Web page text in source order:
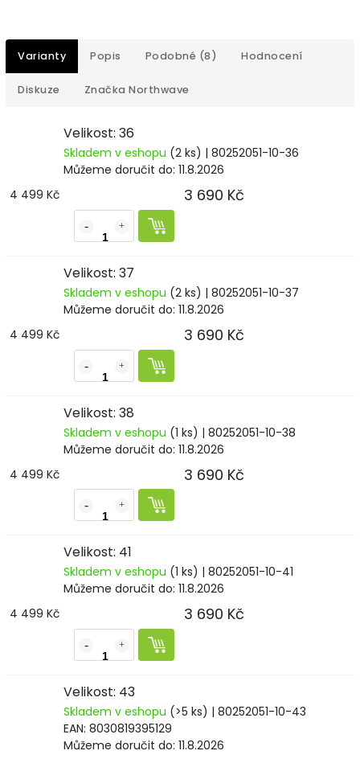
Varianty Popis Podobné (8) Hodnocení
Diskuze Značka Northwave
Velikost: 36
Skladem v eshopu (2 ks) | 80252051-10-36
Můžeme doručit do: 11.8.2026
4 499 Kč
3 690 Kč
Velikost: 37
Skladem v eshopu (2 ks) | 80252051-10-37
Můžeme doručit do: 11.8.2026
4 499 Kč
3 690 Kč
Velikost: 38
Skladem v eshopu (1 ks) | 80252051-10-38
Můžeme doručit do: 11.8.2026
4 499 Kč
3 690 Kč
Velikost: 41
Skladem v eshopu (1 ks) | 80252051-10-41
Můžeme doručit do: 11.8.2026
4 499 Kč
3 690 Kč
Velikost: 43
Skladem v eshopu (>5 ks) | 80252051-10-43
EAN: 8030819395129
Můžeme doručit do: 11.8.2026